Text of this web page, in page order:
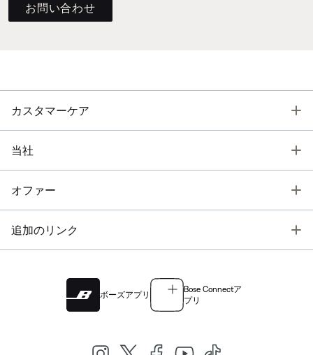
お問い合わせ
カスタマーケア
当社
オファー
追加のリンク
ボーズアプリ
Bose Connectア
プリ